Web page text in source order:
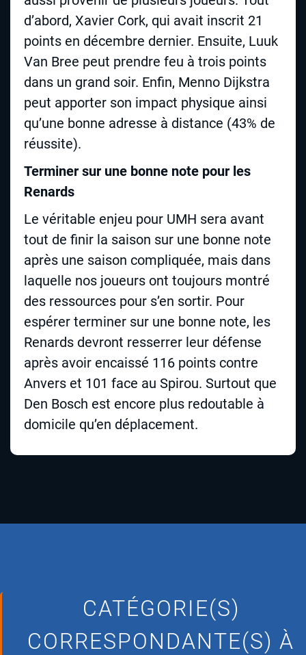
d’abord, Xavier Cork, qui avait inscrit 21
points en décembre dernier. Ensuite, Luuk
Van Bree peut prendre feu à trois points
dans un grand soir. Enfin, Menno Dijkstra
peut apporter son impact physique ainsi
qu’une bonne adresse à distance (43% de
réussite).
Terminer sur une bonne note pour les
Renards
Le véritable enjeu pour UMH sera avant
tout de finir la saison sur une bonne note
après une saison compliquée, mais dans
laquelle nos joueurs ont toujours montré
des ressources pour s’en sortir. Pour
espérer terminer sur une bonne note, les
Renards devront resserrer leur défense
après avoir encaissé 116 points contre
Anvers et 101 face au Spirou. Surtout que
Den Bosch est encore plus redoutable à
domicile qu’en déplacement.
CATÉGORIE(S)
CORRESPONDANTE(S) À